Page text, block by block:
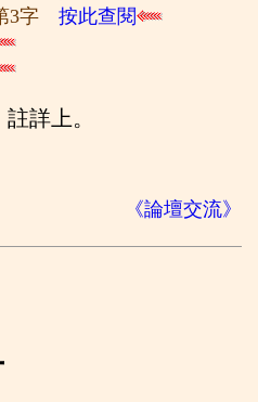
3字按此查閱
詳上。
《論壇交流》